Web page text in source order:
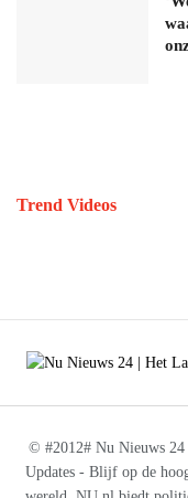
Trend Videos
© #2012# Nu Nieuws 24
Updates - Blijf op de